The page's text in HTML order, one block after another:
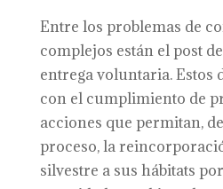
Entre los problemas de
complejos están el post
entrega voluntaria. Estos
con el cumplimiento de
acciones que permitan,
proceso, la
silvestre a sus hábitats